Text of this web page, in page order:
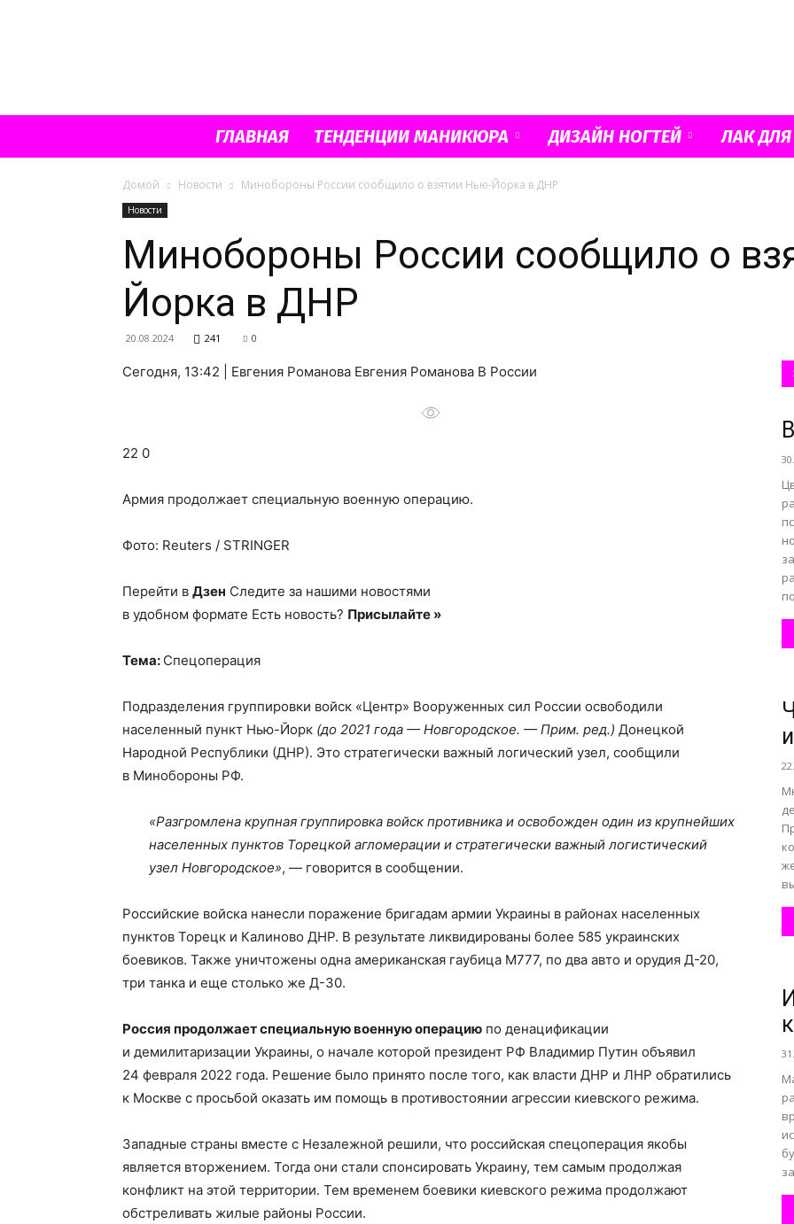
Французский
ГЛАВНАЯ ТЕНДЕНЦИИ МАНИКЮРА ДИЗАЙН НОГТЕЙ ЛАК
Домой Новости Минобороны России сообщило о взятии Нью-Йорка в ДНР
Новости
Минобороны России сообщило о
Йорка в ДНР
20.08.2024 241 0
Сегодня, 13:42 | Евгения Романова Евгения Романова В России
22 0
Армия продолжает специальную военную операцию.
Фото: Reuters / STRINGER
Перейти в Дзен Следите за нашими новостями
в удобном формате Есть новость? Присылайте »
Тема: Спецоперация
Подразделения группировки войск «Центр» Вооруженных сил России освободили
населенный пункт Нью-Йорк (до 2021 года — Новгородское. — Прим. ред.) Донецкой
Народной Республики (ДНР). Это стратегически важный логический узел, сообщили
в Минобороны РФ.
«Разгромлена крупная группировка войск противника и освобожден один из крупнейших
населенных пунктов Торецкой агломерации и стратегически важный логистический
узел Новгородское», — говорится в сообщении.
Российские войска нанесли поражение бригадам армии Украины в районах населенных
пунктов Торецк и Калиново ДНР. В результате ликвидированы более 585 украинских
боевиков. Также уничтожены одна американская гаубица М777, по два авто и орудия Д-20,
три танка и еще столько же Д-30.
Россия продолжает специальную военную операцию по денацификации
и демилитаризации Украины, о начале которой президент РФ Владимир Путин объявил
24 февраля 2022 года. Решение было принято после того, как власти ДНР и ЛНР обратились
к Москве с просьбой оказать им помощь в противостоянии агрессии киевского режима.
Западные страны вместе с Незалежной решили, что российская спецоперация якобы
является вторжением. Тогда они стали спонсировать Украину, тем самым продолжая
конфликт на этой территории. Тем временем боевики киевского режима продолжают
обстреливать жилые районы России.